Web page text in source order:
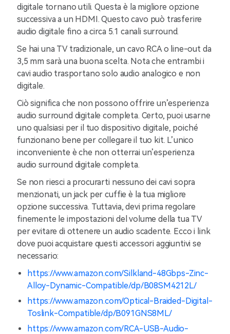
digitale tornano utili. Questa è la migliore opzione
successiva a un HDMI. Questo cavo può trasferire
audio digitale fino a circa 5.1 canali surround.
Se hai una TV tradizionale, un cavo RCA o line-out da
3,5 mm sarà una buona scelta. Nota che entrambi i
cavi audio trasportano solo audio analogico e non
digitale.
Ciò significa che non possono offrire un’esperienza
audio surround digitale completa. Certo, puoi usarne
uno qualsiasi per il tuo dispositivo digitale, poiché
funzionano bene per collegare il tuo kit. L’unico
inconveniente è che non otterrai un’esperienza
audio surround digitale completa.
Se non riesci a procurarti nessuno dei cavi sopra
menzionati, un jack per cuffie è la tua migliore
opzione successiva. Tuttavia, devi prima regolare
finemente le impostazioni del volume della tua TV
per evitare di ottenere un audio scadente. Ecco i link
dove puoi acquistare questi accessori aggiuntivi se
necessario:
https://www.amazon.com/Silkland-48Gbps-Zinc-
Alloy-Dynamic-Compatible/dp/B08SM4212L/
https://www.amazon.com/Optical-Braided-Digital-
Toslink-Compatible/dp/B091GNS8ML/
https://www.amazon.com/RCA-USB-Audio-